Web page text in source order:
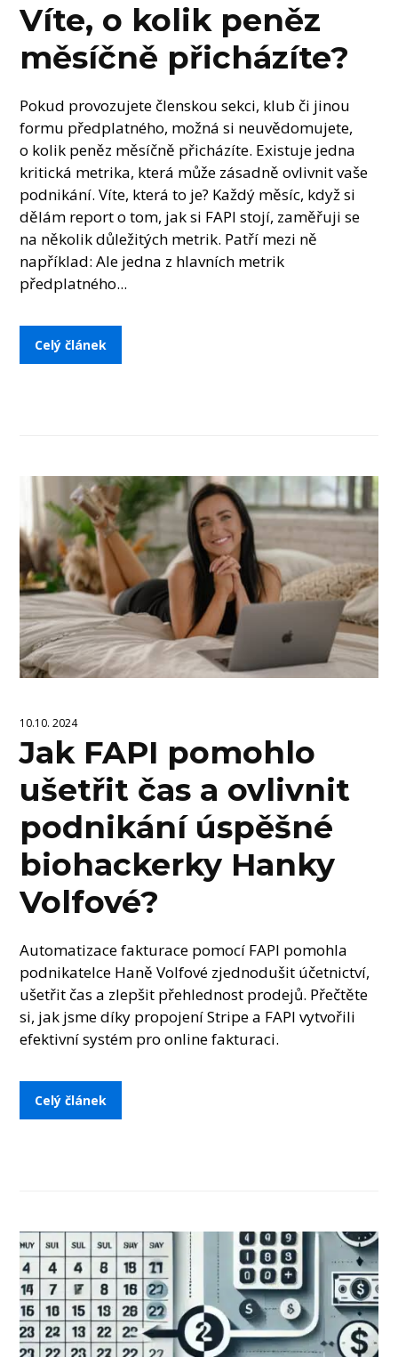
Víte, o kolik peněz
měsíčně přicházíte?
Pokud provozujete členskou sekci, klub či jinou
formu předplatného, možná si neuvědomujete,
o kolik peněz měsíčně přicházíte. Existuje jedna
kritická metrika, která může zásadně ovlivnit vaše
podnikání. Víte, která to je? Každý měsíc, když si
dělám report o tom, jak si FAPI stojí, zaměřuji se
na několik důležitých metrik. Patří mezi ně
například: Ale jedna z hlavních metrik
předplatného...
Celý článek
10.10. 2024
Jak FAPI pomohlo
ušetřit čas a ovlivnit
podnikání úspěšné
biohackerky Hanky
Volfové?
Automatizace fakturace pomocí FAPI pomohla
podnikatelce Haně Volfové zjednodušit účetnictví,
ušetřit čas a zlepšit přehlednost prodejů. Přečtěte
si, jak jsme díky propojení Stripe a FAPI vytvořili
efektivní systém pro online fakturaci.
Celý článek